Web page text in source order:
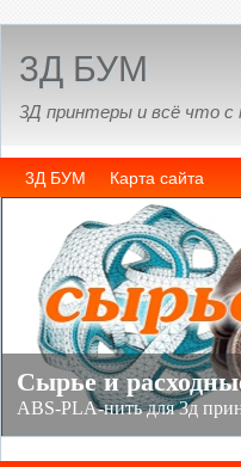
3Д БУМ
3Д принтеры и всё что с
3Д БУМ Карта сайта